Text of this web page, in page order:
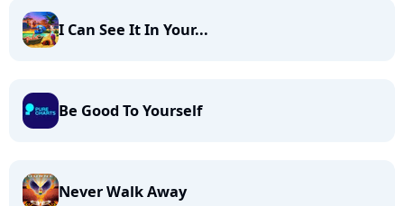
I Can See It In Your...
Be Good To Yourself
Never Walk Away